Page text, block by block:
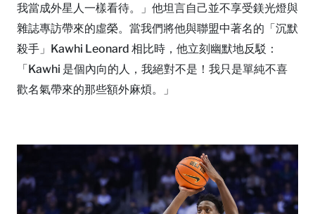
我當成外星人一樣看待。」他坦言自己並不享受鎂光燈與
雜誌專訪帶來的虛榮。當我們將他與聯盟中著名的「沉默
殺手」Kawhi Leonard 相比時，他立刻幽默地反駁：
「Kawhi 是個內向的人，我絕對不是！我只是單純不喜
歡名氣帶來的那些額外麻煩。」